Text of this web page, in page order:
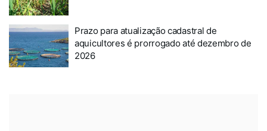
Prazo para atualização cadastral de
aquicultores é prorrogado até dezembro de
2026